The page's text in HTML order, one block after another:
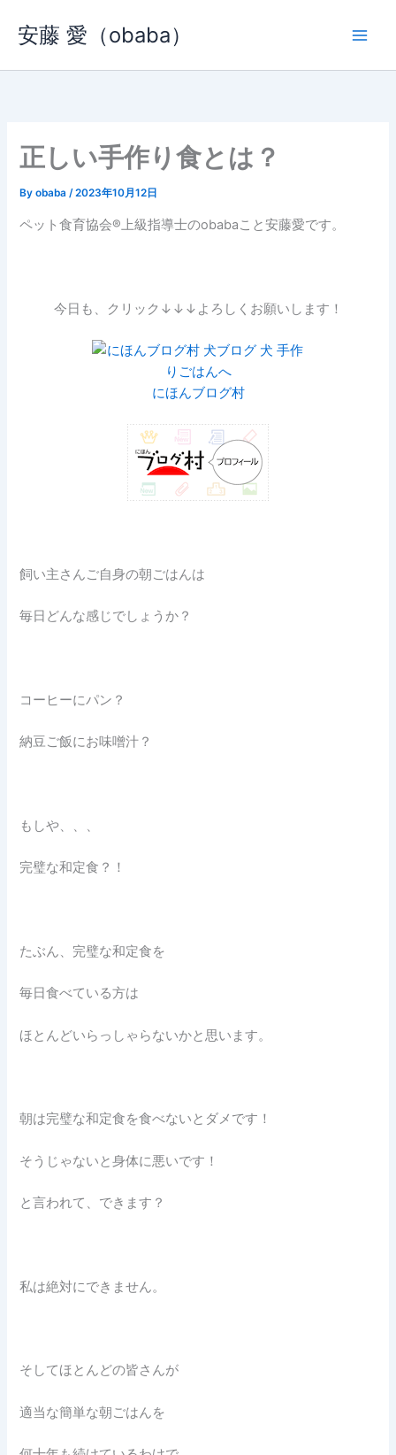
ス
安藤 愛（obaba）
正しい手作り食とは？
Byobaba/2023年10月12日
ペット食育協会®︎上級指導士のobabaこと安藤愛です。
今日も、クリック↓↓↓よろしくお願いします！
にほんブログ村
飼い主さんご自身の朝ごはんは
毎日どんな感じでしょうか？
コーヒーにパン？
納豆ご飯にお味噌汁？
もしや、、、
完璧な和定食？！
たぶん、完璧な和定食を
毎日食べている方は
ほとんどいらっしゃらないかと思います。
朝は完璧な和定食を食べないとダメです！
そうじゃないと身体に悪いです！
と言われて、できます？
私は絶対にできません。
そしてほとんどの皆さんが
適当な簡単な朝ごはんを